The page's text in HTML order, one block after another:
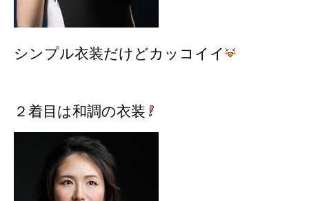
シンプル衣装だけどカッコイイ
２着目は和調の衣装